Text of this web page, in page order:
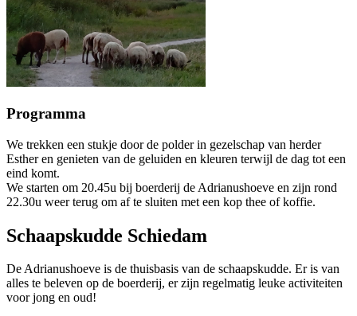
Programma
We trekken een stukje door de polder in gezelschap van herder
Esther en genieten van de geluiden en kleuren terwijl de dag tot een
eind komt.
We starten om 20.45u bij boerderij de Adrianushoeve en zijn rond
22.30u weer terug om af te sluiten met een kop thee of koffie.
Schaapskudde Schiedam
De Adrianushoeve is de thuisbasis van de schaapskudde. Er is van
alles te beleven op de boerderij, er zijn regelmatig leuke activiteiten
voor jong en oud!